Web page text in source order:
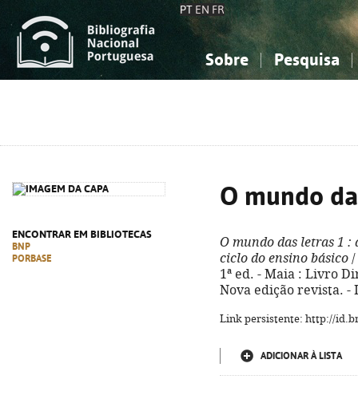
PT EN FR
Sobre Pesquisa
ENCONTRAR EM BIBLIOTECAS
BNP
PORBASE
O mundo
O mundo das letras 1 :
ciclo do ensino básico /
1ª ed. - Maia : Livro
Nova edição revista. -
Link persistente: http://
ADICIONAR À LISTA